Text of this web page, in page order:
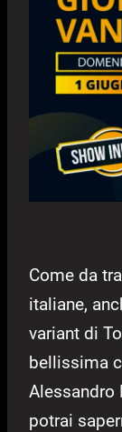
Come da
italiane,
variant di
bellissima
Alessandro
potrai